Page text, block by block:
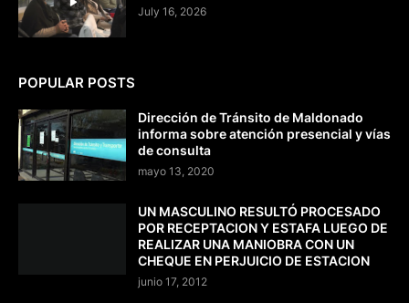
July 16, 2026
POPULAR POSTS
Dirección de Tránsito de Maldonado
informa sobre atención presencial y vías
de consulta
mayo 13, 2020
UN MASCULINO RESULTÓ PROCESADO
POR RECEPTACION Y ESTAFA LUEGO DE
REALIZAR UNA MANIOBRA CON UN
CHEQUE EN PERJUICIO DE ESTACION
junio 17, 2012